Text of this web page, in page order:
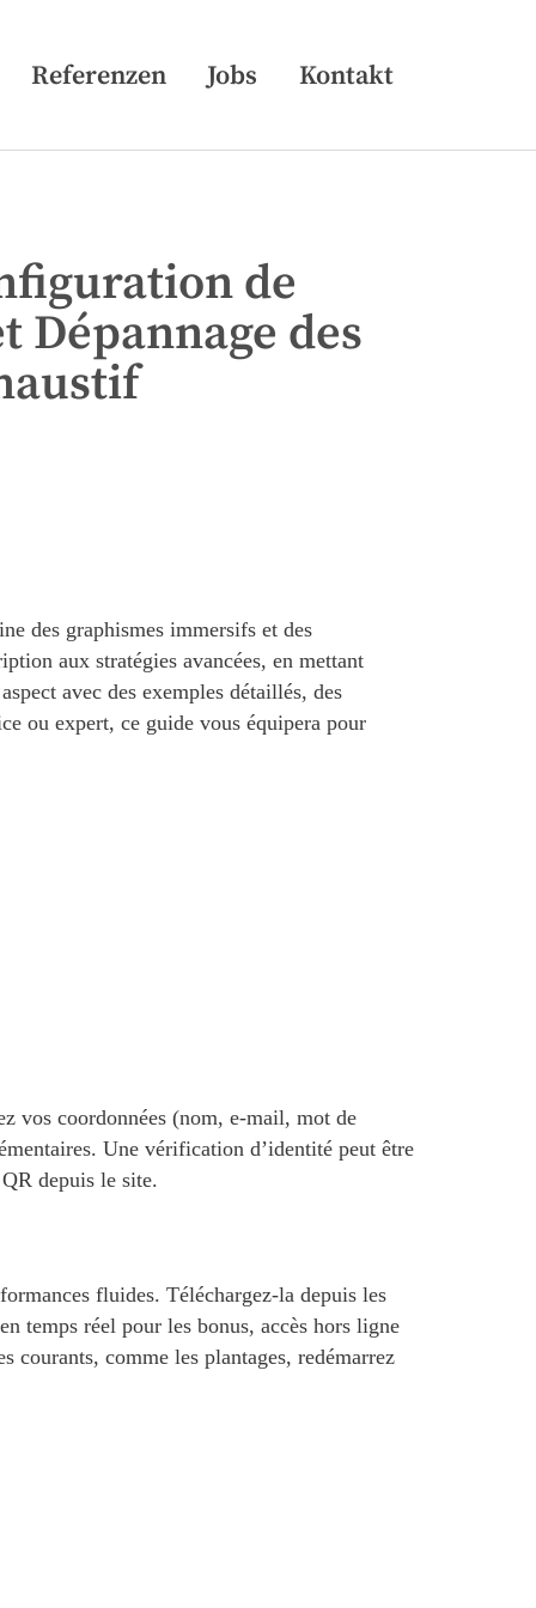
Referenzen Jobs Kontakt
de
Dépannage des
des graphismes immersifs et des
aux stratégies avancées, en mettant
avec des exemples détaillés, des
ou expert, ce guide vous équipera pour
vos coordonnées (nom, e-mail, mot de
Une vérification d’identité peut être
depuis le site.
fluides. Téléchargez-la depuis les
temps réel pour les bonus, accès hors ligne
courants, comme les plantages, redémarrez